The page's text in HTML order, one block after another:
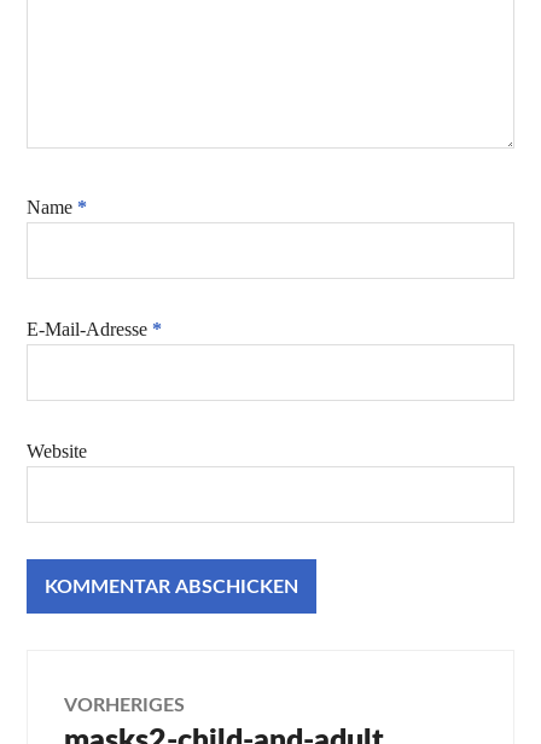
Name *
E-Mail-Adresse *
Website
VORHERIGES
Vorheriger